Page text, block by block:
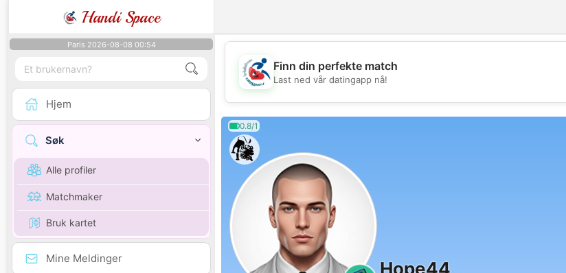
Handi Space
Paris 2026-08-08 00:54
Hjem
Søk
Alle profiler
Matchmaker
Bruk kartet
Mine Meldinger
💖
Finn din perfekte match
Last ned vår datingapp nå!
0.8/1
Hope44